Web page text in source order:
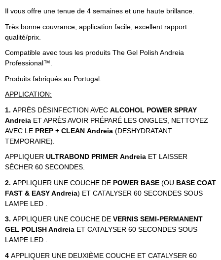
Il vous offre une tenue de 4 semaines et une haute brillance.
Très bonne couvrance, application facile, excellent rapport
qualité/prix.
Compatible avec tous les produits The Gel Polish Andreia
Professional™.
Produits fabriqués au Portugal.
APPLICATION:
1. APRÈS DÉSINFECTION AVEC ALCOHOL POWER SPRAY
Andreia ET APRÈS AVOIR PRÉPARÉ LES ONGLES, NETTOYEZ
AVEC LE PREP + CLEAN Andreia (DESHYDRATANT
TEMPORAIRE).
APPLIQUER ULTRABOND PRIMER Andreia ET LAISSER
SÉCHER 60 SECONDES.
2. APPLIQUER UNE COUCHE DE POWER BASE (OU BASE COAT
FAST & EASY Andreia) ET CATALYSER 60 SECONDES SOUS
LAMPE LED .
3. APPLIQUER UNE COUCHE DE VERNIS SEMI-PERMANENT
GEL POLISH Andreia ET CATALYSER 60 SECONDES SOUS
LAMPE LED .
4 APPLIQUER UNE DEUXIÈME COUCHE ET CATALYSER 60